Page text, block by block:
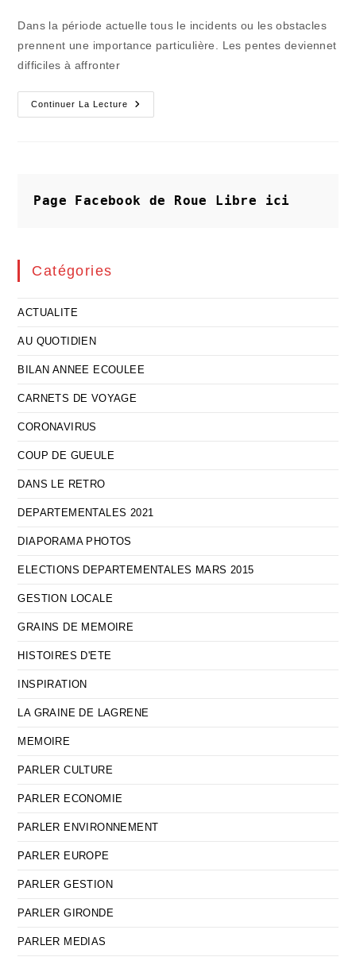
Dans la période actuelle tous le incidents ou les obstacles
prennent une importance particulière. Les pentes deviennet
difficiles à affronter
Continuer La Lecture
Par
Monts
S’user
Le
Page Facebook de Roue Libre ici
Catégories
ACTUALITE
AU QUOTIDIEN
BILAN ANNEE ECOULEE
CARNETS DE VOYAGE
CORONAVIRUS
COUP DE GUEULE
DANS LE RETRO
DEPARTEMENTALES 2021
DIAPORAMA PHOTOS
ELECTIONS DEPARTEMENTALES MARS 2015
GESTION LOCALE
GRAINS DE MEMOIRE
HISTOIRES D'ETE
INSPIRATION
LA GRAINE DE LAGRENE
MEMOIRE
PARLER CULTURE
PARLER ECONOMIE
PARLER ENVIRONNEMENT
PARLER EUROPE
PARLER GESTION
PARLER GIRONDE
PARLER MEDIAS